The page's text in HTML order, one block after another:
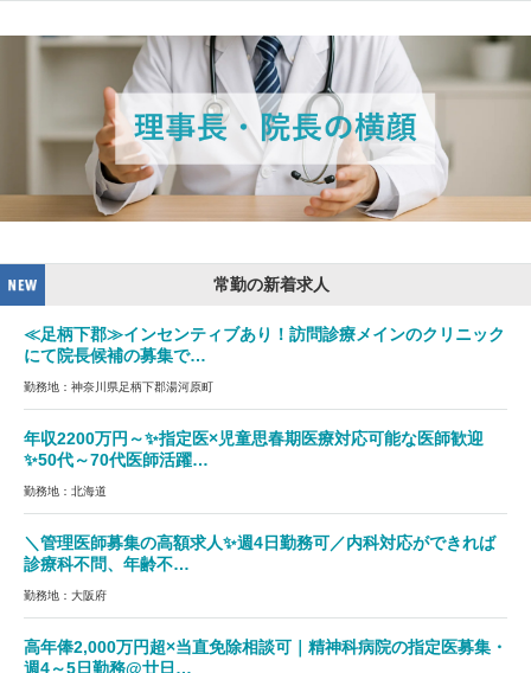
常勤の新着求人
≪足柄下郡≫インセンティブあり！訪問診療メインのクリニック
にて院長候補の募集で…
勤務地：神奈川県足柄下郡湯河原町
年収2200万円～✨指定医×児童思春期医療対応可能な医師歓迎
✨50代～70代医師活躍…
勤務地：北海道
＼管理医師募集の高額求人✨週4日勤務可／内科対応ができれば
診療科不問、年齢不…
勤務地：大阪府
高年俸2,000万円超×当直免除相談可｜精神科病院の指定医募集・
週4～5日勤務@廿日…